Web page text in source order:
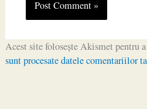
Acest site folosește Akismet pentru
sunt procesate datele comentariilor